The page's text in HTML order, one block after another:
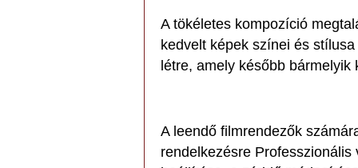
A tökéletes kompozíció
kedvelt képek színei és
létre, amely később
A leendő filmrendezők
rendelkezésre